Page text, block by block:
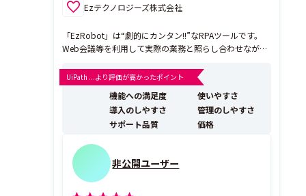
Ezテクノロジーズ株式会社
「EzRobot」は“劇的にカンタン!!”なRPAツールです。
Web会議等を利用して実際の業務と照らし合わせながら
する知識が全くない状態でも、初月から効果を体感する
ことができます。 PC上で動作するものであれば、ほぼ
全てのアプリケーションソフトやブラウ...
UiPath ...より評価が高かったポイント
機能への満足度
使いやすさ
導入のしやすさ
管理のしやすさ
サポート品質
価格
非公開ユーザー